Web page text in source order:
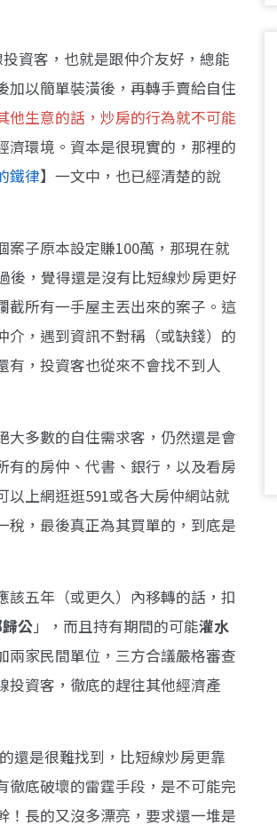
資客，也就是跟仲介友好，總能
加以簡單裝潢後，再轉手賣給自住
他生意的話，炒房的行為就不可能
濟環境。資本是很現實的，那裡的
鐵律】一文中，也已經清楚的說
子原本設定賺100萬，那現在就
後，覺得還是沒有比短線炒房更好
截所有一手屋主丟出來的案子。這
介，遇到資訊不對稱（或缺錢）的
有，投資客也從來不會找不到人
大多數的自住需求客，仍然還是會
有的房仲、代書、銀行，以及看房
上網逛逛591或各大房仲網站就
稅，最後真正為其買單的，到底是
五年（或更久）內移轉的話，扣
公」，而且持有期間的可能灌水
兩家民間單位，三方合議嚴格審查
投資客，徹底的趕往其他經濟產
還是很難找到，比短線炒房更靠
徹底破壞的雷霆手段，是不可能完
！長的又沒多漂亮，要求還一堆是